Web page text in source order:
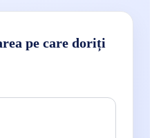
pe care doriți